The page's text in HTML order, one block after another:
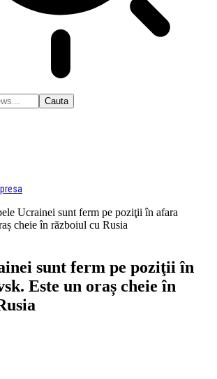
Ucrainei sunt ferm pe poziţii în afara
cheie în războiul cu Rusia
sunt ferm pe poziţii în
Este un oraș cheie în